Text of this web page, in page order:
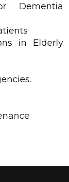
Dementia
in Elderly